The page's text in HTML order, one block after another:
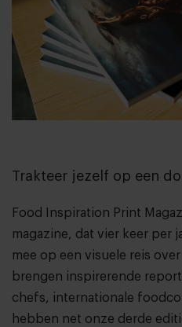
Trakteer jezelf op een
Food Inspiration Print
magazine, dat vier keer per
mee op een visuele reis
brengen inspirerende
chefs, internationale
hebben net onze derde